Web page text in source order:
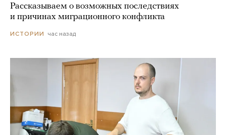
Рассказываем о возможных последствиях
и причинах миграционного конфликта
ИСТОРИИ час назад